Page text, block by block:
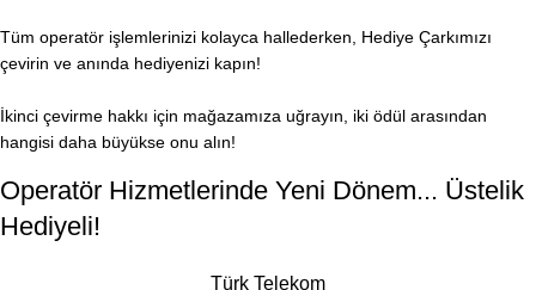
Tüm operatör işlemlerinizi kolayca hallederken, Hediye Çarkımızı
çevirin ve anında hediyenizi kapın!
İkinci çevirme hakkı için mağazamıza uğrayın, iki ödül arasından
hangisi daha büyükse onu alın!
Operatör Hizmetlerinde Yeni Dönem... Üstelik
Hediyeli!
Türk Telekom